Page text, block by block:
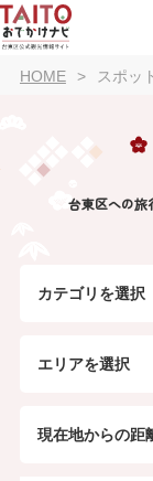
HOME スポッ
台東区への旅
カテゴリを選択
エリアを選択
現在地からの距